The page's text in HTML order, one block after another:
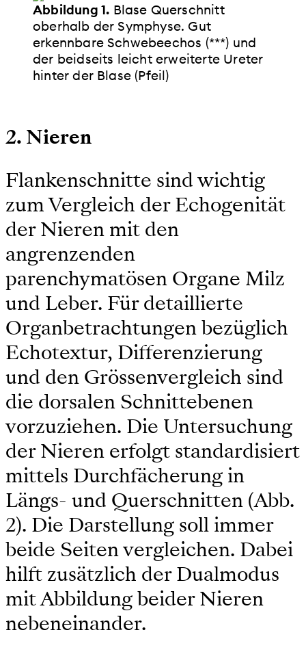
Abbildung 1. Blase Querschnitt
oberhalb der Symphyse. Gut
erkennbare Schwebeechos (***) und
der beidseits leicht erweiterte Ureter
hinter der Blase (Pfeil)
2. Nieren
Flankenschnitte sind wichtig
zum Vergleich der Echogenität
der Nieren mit den
angrenzenden
parenchymatösen Organe Milz
und Leber. Für detaillierte
Organbetrachtungen bezüglich
Echotextur, Differenzierung
und den Grössenvergleich sind
die dorsalen Schnittebenen
vorzuziehen. Die Untersuchung
der Nieren erfolgt standardisiert
mittels Durchfächerung in
Längs- und Querschnitten (Abb.
2). Die Darstellung soll immer
beide Seiten vergleichen. Dabei
hilft zusätzlich der Dualmodus
mit Abbildung beider Nieren
nebeneinander.